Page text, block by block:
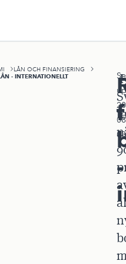
LÅN OCH FINANSIERING
- INTERNATIONELLT
-
03
I